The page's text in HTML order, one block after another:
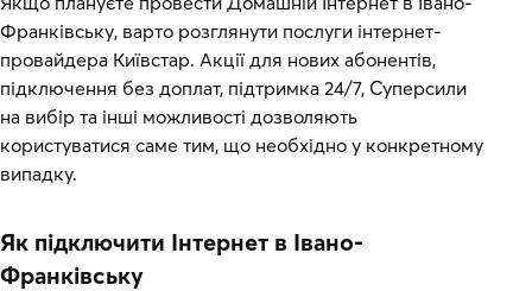
Франківську, варто розглянути послуги інтернет-
провайдера Київстар. Акції для нових абонентів,
підключення без доплат, підтримка 24/7, Суперсили
на вибір та інші можливості дозволяють
користуватися саме тим, що необхідно у конкретному
випадку.
Як підключити Інтернет в Івано-
Франківську